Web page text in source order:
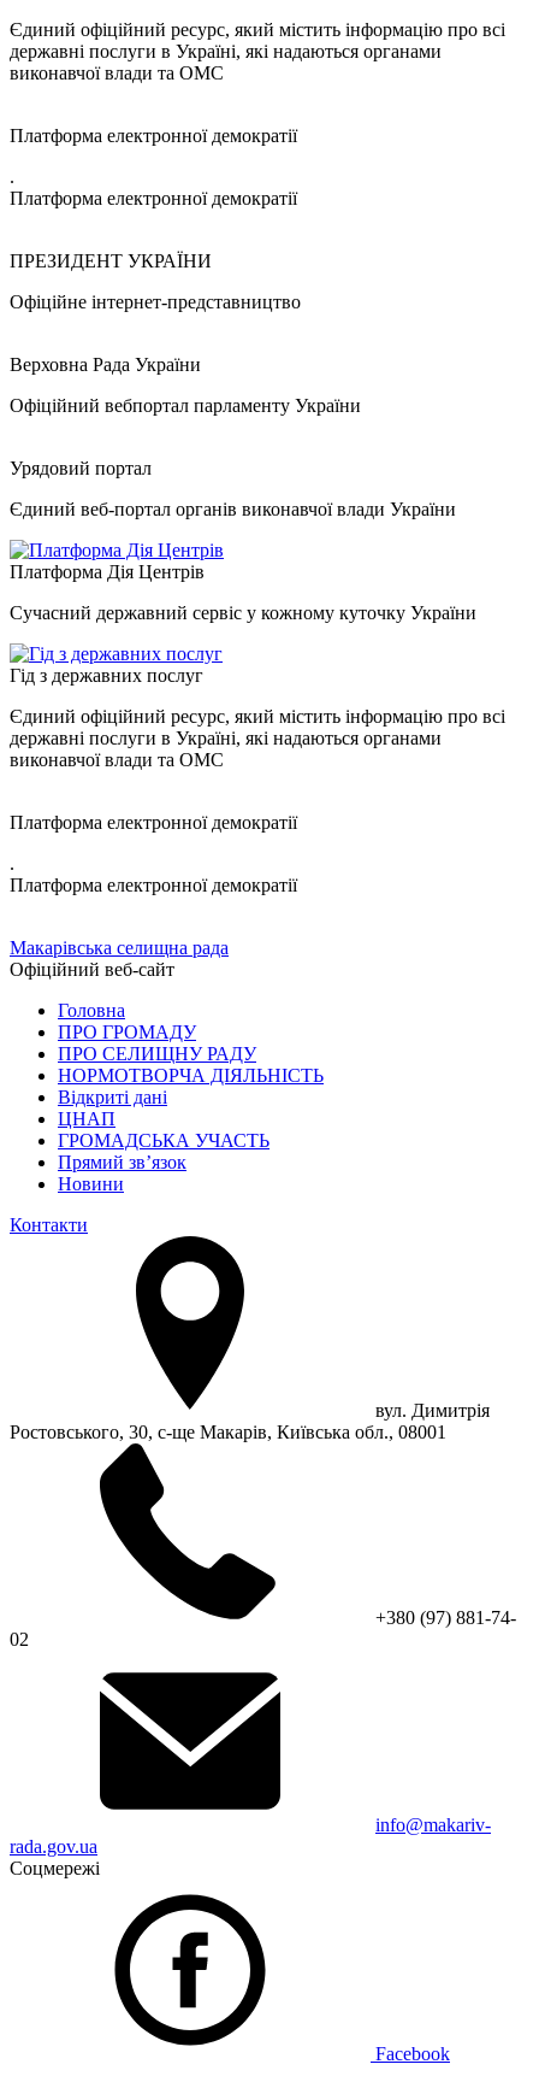
Єдиний офіційний ресурс, який містить інформацію про всі
державні послуги в Україні, які надаються органами
виконавчої влади та ОМС
Платформа електронної демократії
.
Платформа електронної демократії
ПРЕЗИДЕНТ УКРАЇНИ
Офіційне інтернет-представництво
Верховна Рада України
Офіційний вебпортал парламенту України
Урядовий портал
Єдиний веб-портал органів виконавчої влади України
Платформа Дія Центрів
Сучасний державний сервіс у кожному куточку України
Гід з державних послуг
Єдиний офіційний ресурс, який містить інформацію про всі
державні послуги в Україні, які надаються органами
виконавчої влади та ОМС
Платформа електронної демократії
.
Платформа електронної демократії
Макарівська селищна рада
Офіційний веб-сайт
Головна
ПРО ГРОМАДУ
ПРО СЕЛИЩНУ РАДУ
НОРМОТВОРЧА ДІЯЛЬНІСТЬ
Відкриті дані
ЦНАП
ГРОМАДСЬКА УЧАСТЬ
Прямий зв’язок
Новини
Контакти
вул. Димитрія
Ростовського, 30, с-ще Макарів, Київська обл., 08001
+380 (97) 881-74-
02
info@makariv-
rada.gov.ua
Соцмережі
Facebook